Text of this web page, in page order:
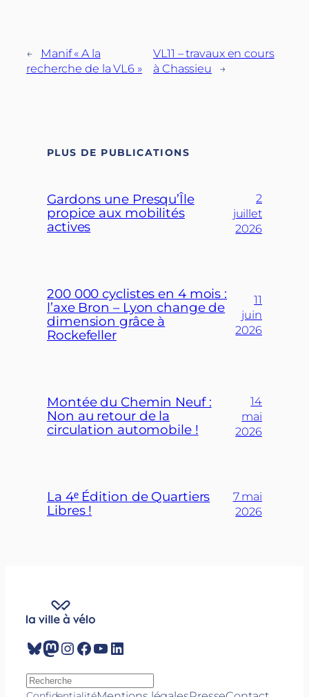
←
Manif « A la
recherche de la VL6 »
VL11 – travaux en cours
à Chassieu
→
PLUS DE PUBLICATIONS
Gardons une Presqu’Île
propice aux mobilités
actives
2
juillet
2026
200 000 cyclistes en 4 mois :
l’axe Bron – Lyon change de
dimension grâce à
Rockefeller
11
juin
2026
Montée du Chemin Neuf :
Non au retour de la
circulation automobile !
14
mai
2026
La 4ᵉ Édition de Quartiers
Libres !
7 mai
2026
Bluesky Mastodon InstagramFacebook YouTube LinkedIn
R